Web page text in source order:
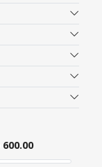
600.00